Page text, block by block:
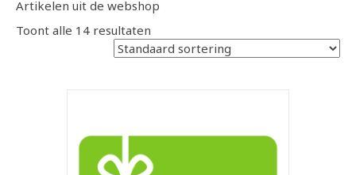
Artikelen uit de webshop
Toont alle 14 resultaten